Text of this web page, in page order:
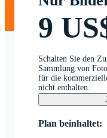
9
Schalten Sie den
Sammlung von
für die
nicht enthalten.
Plan beinhaltet: